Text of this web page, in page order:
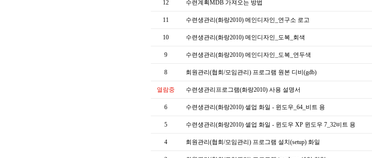
12 수련계획MDB 가져오는 방법
11 수련생관리(화랑2010) 메인디자인_연구소 로고
10 수련생관리(화랑2010) 메인디자인_도복_회색
9 수련생관리(화랑2010) 메인디자인_도복_연두색
8 회원관리(협회/모임관리) 프로그램 원본 디비(gdb)
열람중 수련생관리프로그램(화랑2010) 사용 설명서
6 수련생관리(화랑2010) 셑업 화일 - 윈도우_64_비트 용
5 수련생관리(화랑2010) 셑업 화일 - 윈도우 XP 윈도우 7_32비트 용
4 회원관리(협회/모임관리) 프로그램 설치(setup) 화일